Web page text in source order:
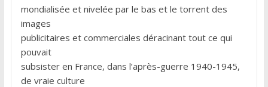
mondialisée et nivelée par le bas et le torrent des
images
publicitaires et commerciales déracinant tout ce qui
pouvait
subsister en France, dans l’après-guerre 1940-1945,
de vraie culture